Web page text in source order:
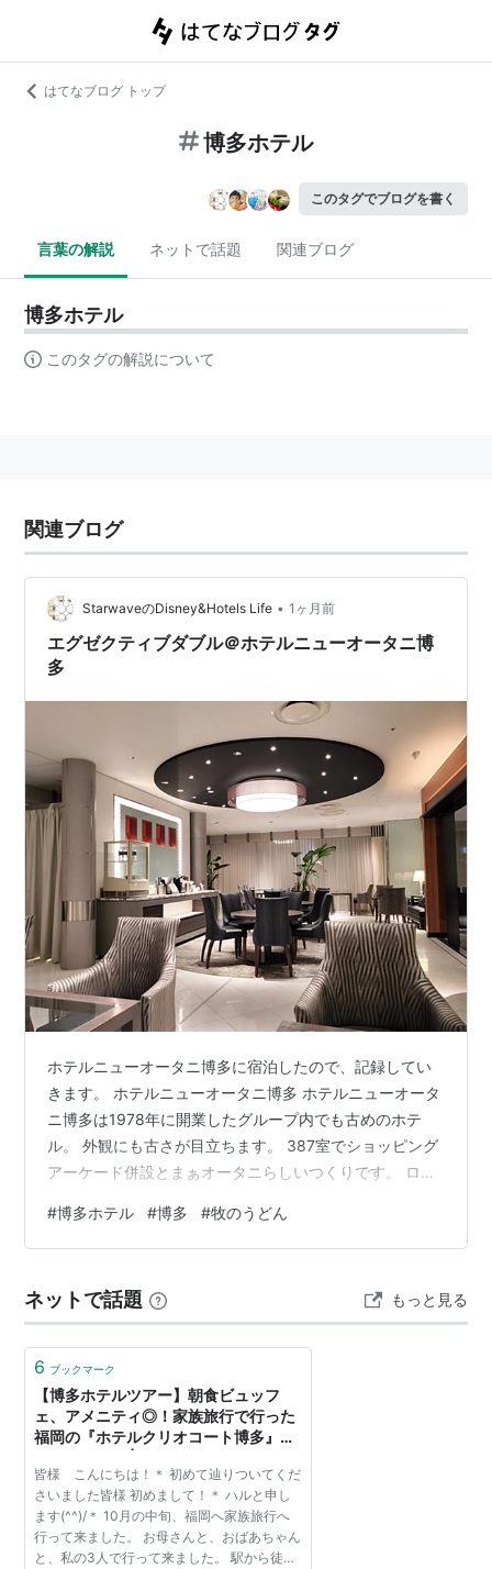
はてなブログ トップ
博多ホテル
このタグでブログを書く
言葉の解説 ネットで話題 関連ブログ
博多ホテル
このタグの解説について
関連ブログ
StarwaveのDisney&Hotels Life • 1ヶ月前
エグゼクティブダブル＠ホテルニューオータニ博
多
ホテルニューオータニ博多に宿泊したので、記録してい
きます。 ホテルニューオータニ博多 ホテルニューオータ
ニ博多は1978年に開業したグループ内でも古めのホテ
ル。 外観にも古さが目立ちます。 387室でショッピング
アーケード併設とまぁオータニらしいつくりです。 ロビ
ターがあるのが、ニューオータニクラブ(NOC)会員用の
デスクです。 今回は知らずに、一般のフロントでチェッ
デスクに案内していただけました。 いや、空いてるんだ
しこのまま一般レーンでも良くない？荷物重いし。とは
#博多ホテル #博多 #牧のうどん
ネットで話題 もっと見る
6 ブックマーク
【博多ホテルツアー】朝食ビュッフ
ェ、アメニティ◎！家族旅行で行った
福岡の『ホテルクリオコート博多』に
ネル
皆様 こんにちは！＊ 初めて辿りついてくだ
さいました皆様 初めまして！＊ ハルと申し
ます(^^)/＊ 10月の中旬、福岡へ家族旅行へ
行って来ました。 お母さんと、おばあちゃん
と、私の3人で行って来ました。 駅から徒歩